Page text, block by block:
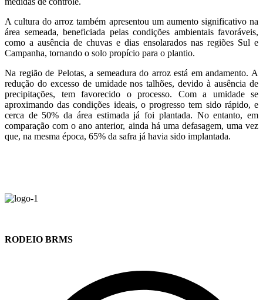
A cultura do arroz também apresentou um aumento significativo na
área semeada, beneficiada pelas condições ambientais favoráveis,
como a ausência de chuvas e dias ensolarados nas regiões Sul e
Campanha, tornando o solo propício para o plantio.
Na região de Pelotas, a semeadura do arroz está em andamento. A
redução do excesso de umidade nos talhões, devido à ausência de
precipitações, tem favorecido o processo. Com a umidade se
aproximando das condições ideais, o progresso tem sido rápido, e
cerca de 50% da área estimada já foi plantada. No entanto, em
comparação com o ano anterior, ainda há uma defasagem, uma vez
que, na mesma época, 65% da safra já havia sido implantada.
RODEIO BRMS